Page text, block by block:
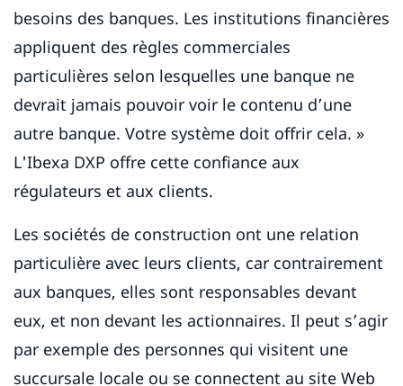
besoins des banques. Les institutions financières
appliquent des règles commerciales
particulières selon lesquelles une banque ne
devrait jamais pouvoir voir le contenu d’une
autre banque. Votre système doit offrir cela. »
L'Ibexa DXP offre cette confiance aux
régulateurs et aux clients.
Les sociétés de construction ont une relation
particulière avec leurs clients, car contrairement
aux banques, elles sont responsables devant
eux, et non devant les actionnaires. Il peut s’agir
par exemple des personnes qui visitent une
succursale locale ou se connectent au site Web